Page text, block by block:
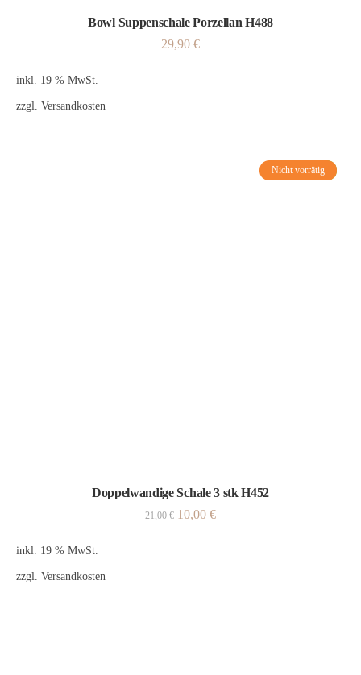
Bowl Suppenschale Porzellan H488
29,90 €
inkl. 19 % MwSt.
zzgl. Versandkosten
Angebot!
Nicht vorrätig
Doppelwandige Schale 3 stk H452
21,00€ 10,00 €
inkl. 19 % MwSt.
zzgl. Versandkosten